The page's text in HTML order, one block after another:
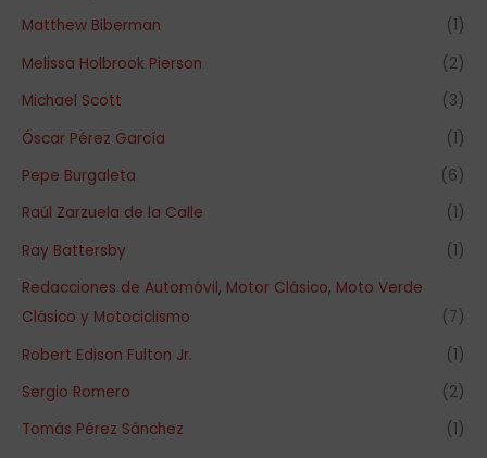
Matthew Biberman
(1)
Melissa Holbrook Pierson
(2)
Michael Scott
(3)
Óscar Pérez García
(1)
Pepe Burgaleta
(6)
Raúl Zarzuela de la Calle
(1)
Ray Battersby
(1)
Redacciones de Automóvil, Motor Clásico, Moto Verde
Clásico y Motociclismo
(7)
Robert Edison Fulton Jr.
(1)
Sergio Romero
(2)
Tomás Pérez Sánchez
(1)